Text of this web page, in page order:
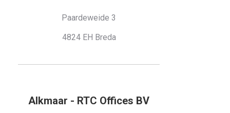
Paardeweide 3
4824 EH Breda
Alkmaar - RTC Offices BV